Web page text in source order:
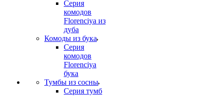
Серия
комодов
Florenciya из
дуба
Комоды из бука
Серия
комодов
Florenciya
бука
Тумбы из сосны
Серия тумб